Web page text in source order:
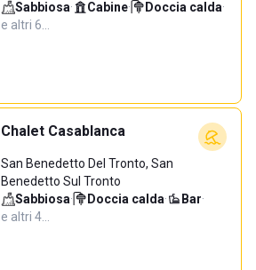
Sabbiosa· Cabine· Doccia calda·
e altri 6…
Chalet Casablanca
San Benedetto Del Tronto, San
Benedetto Sul Tronto
Sabbiosa· Doccia calda· Bar·
e altri 4…